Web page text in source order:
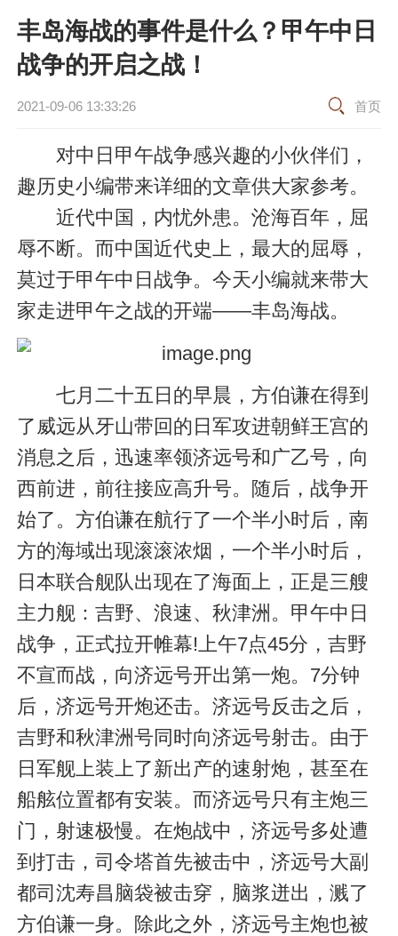
丰岛海战的事件是什么？甲午中日
战争的开启之战！
2021-09-06 13:33:26 首页
对中日甲午战争感兴趣的小伙伴们，
趣历史小编带来详细的文章供大家参考。
近代中国，内忧外患。沧海百年，屈
辱不断。而中国近代史上，最大的屈辱，
莫过于甲午中日战争。今天小编就来带大
家走进甲午之战的开端——丰岛海战。
七月二十五日的早晨，方伯谦在得到
了威远从牙山带回的日军攻进朝鲜王宫的
消息之后，迅速率领济远号和广乙号，向
西前进，前往接应高升号。随后，战争开
始了。方伯谦在航行了一个半小时后，南
方的海域出现滚滚浓烟，一个半小时后，
日本联合舰队出现在了海面上，正是三艘
主力舰：吉野、浪速、秋津洲。甲午中日
战争，正式拉开帷幕!上午7点45分，吉野
不宣而战，向济远号开出第一炮。7分钟
后，济远号开炮还击。济远号反击之后，
吉野和秋津洲号同时向济远号射击。由于
日军舰上装上了新出产的速射炮，甚至在
船舷位置都有安装。而济远号只有主炮三
门，射速极慢。在炮战中，济远号多处遭
到打击，司令塔首先被击中，济远号大副
都司沈寿昌脑袋被击穿，脑浆迸出，溅了
方伯谦一身。除此之外，济远号主炮也被